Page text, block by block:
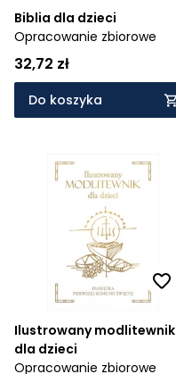
Biblia dla dzieci
Opracowanie zbiorowe
32,72 zł
Do koszyka
Ilustrowany modlitewnik
dla dzieci
Opracowanie zbiorowe